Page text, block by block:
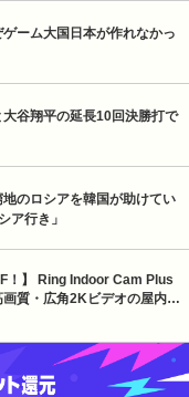
ーム大国日本が作れなかっ
大谷翔平の延長10回決勝打で
のロシアを韓国が助けてい
ア行き」
！】 Ring Indoor Cam Plus
画質・広角2Kビデオの屋内…